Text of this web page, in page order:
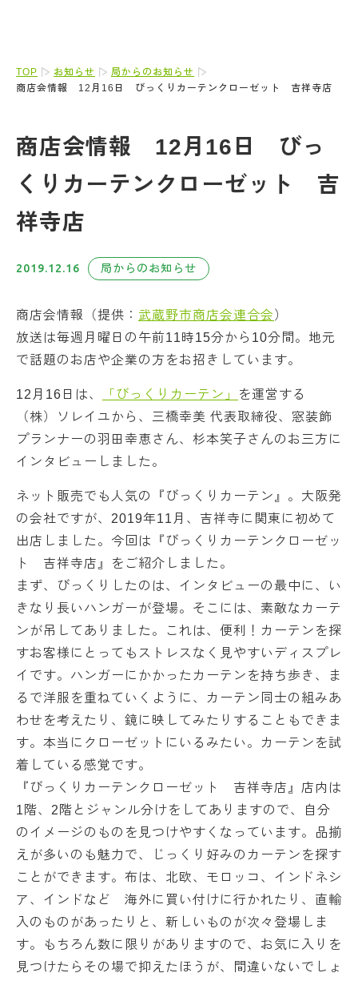
TOP お知らせ
局からのお知らせ
商店会情報 12月16日 びっくりカーテンクローゼット 吉祥寺店
商店会情報 12月16日 びっ
くりカーテンクローゼット 吉
祥寺店
2019.12.16 局からのお知らせ
商店会情報（提供： 武蔵野市商店会連合会 ）
放送は毎週月曜日の午前11時15分から10分間。地元
で話題のお店や企業の方をお招きしています。
12月16日は、 「びっくりカーテン」
を運営する
（株）ソレイユから、三橋幸美 代表取締役、窓装飾
プランナーの羽田幸恵さん、杉本笑子さんのお三方に
インタビューしました。
ネット販売でも人気の『びっくりカーテン』。大阪発
の会社ですが、2019年11月、吉祥寺に関東に初めて
出店しました。今回は『びっくりカーテンクローゼッ
ト 吉祥寺店』をご紹介しました。
まず、びっくりしたのは、インタビューの最中に、い
きなり長いハンガーが登場。そこには、素敵なカーテ
ンが吊してありました。これは、便利！カーテンを探
すお客様にとってもストレスなく見やすいディスプレ
イです。ハンガーにかかったカーテンを持ち歩き、ま
るで洋服を重ねていくように、カーテン同士の組みあ
わせを考えたり、鏡に映してみたりすることもできま
す。本当にクローゼットにいるみたい。カーテンを試
着している感覚です。
『びっくりカーテンクローゼット 吉祥寺店』店内は
1階、2階とジャンル分けをしてありますので、自分
のイメージのものを見つけやすくなっています。品揃
えが多いのも魅力で、じっくり好みのカーテンを探す
ことができます。布は、北欧、モロッコ、インドネシ
ア、インドなど 海外に買い付けに行かれたり、直輸
入のものがあったりと、新しいものが次々登場しま
す。もちろん数に限りがありますので、お気に入りを
見つけたらその場で抑えたほうが、間違いないでしょ